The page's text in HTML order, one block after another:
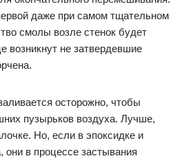
даже при самом тщательном
смолы возле стенок будет
возникнут не затвердевшие
осторожно, чтобы
пузырьков воздуха. Лучше,
Но, если в эпоксидке и
они в процессе застывания